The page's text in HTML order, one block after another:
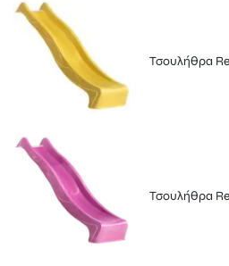
Τσουλήθρα
Τσουλήθρα